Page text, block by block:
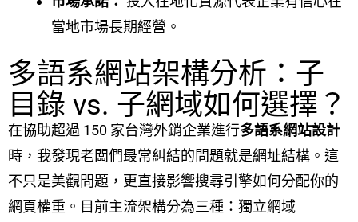
當地市場長期經營。
多語系網站架構分析：子
目錄 vs. 子網域如何選擇？
在協助超過 150 家台灣外銷企業進行多語系網站設計
時，我發現老闆們最常糾結的問題就是網址結構。這
不只是美觀問題，更直接影響搜尋引擎如何分配你的
網頁權重。目前主流架構分為三種：獨立網域